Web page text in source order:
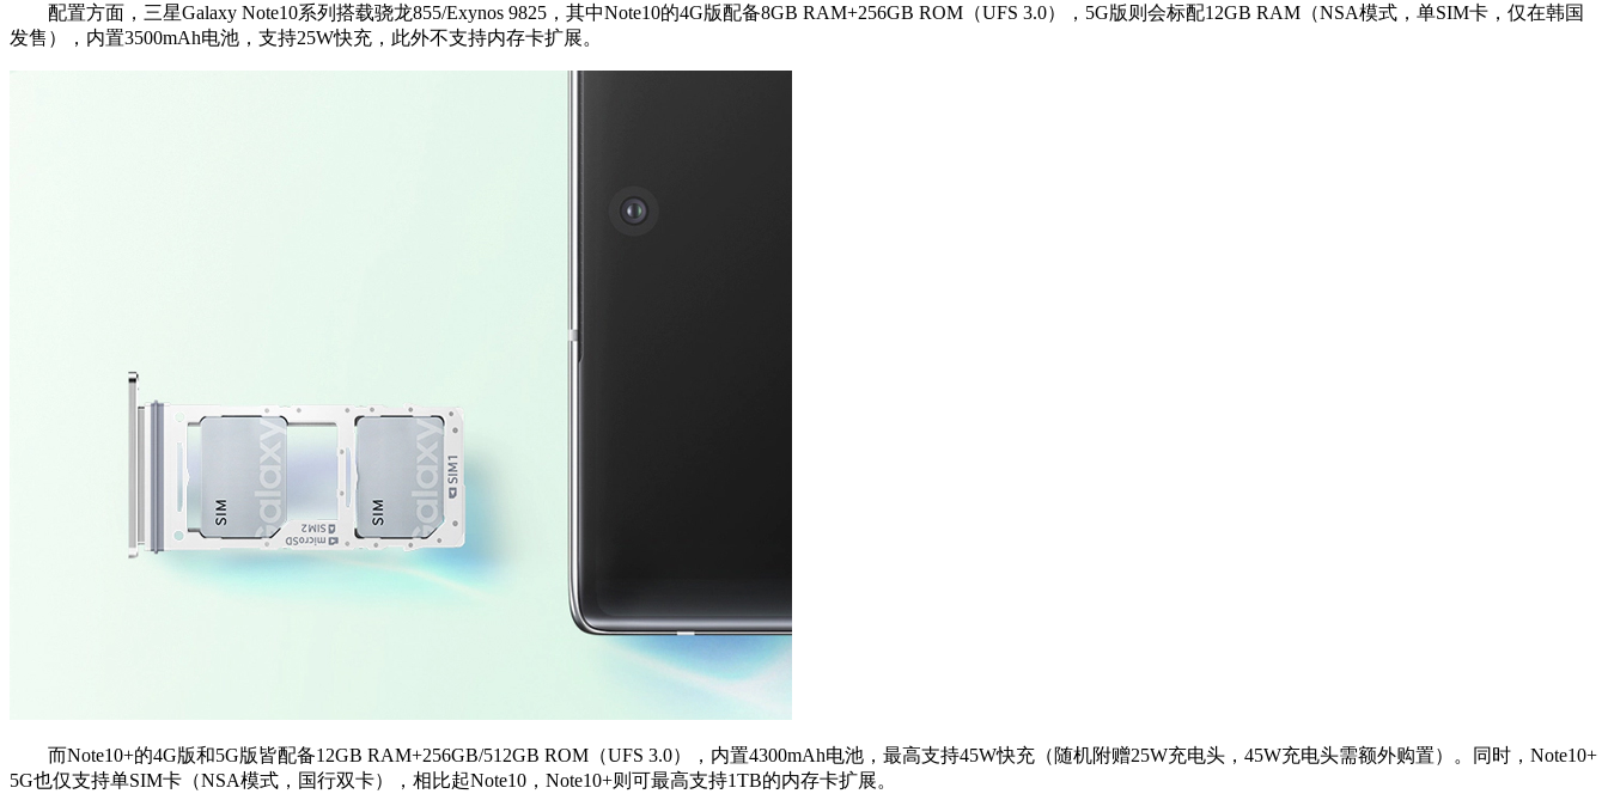
配置方面，三星Galaxy Note10系列搭载骁龙855/Exynos 9825，其中Note10的4G版配备8GB RAM+256GB ROM（UFS 3.0），5G版则会标配12GB RAM（NSA模式，单SIM卡，仅在韩国
发售），内置3500mAh电池，支持25W快充，此外不支持内存卡扩展。
而Note10+的4G版和5G版皆配备12GB RAM+256GB/512GB ROM（UFS 3.0），内置4300mAh电池，最高支持45W快充（随机附赠25W充电头，45W充电头需额外购置）。同时，Note10+
5G也仅支持单SIM卡（NSA模式，国行双卡），相比起Note10，Note10+则可最高支持1TB的内存卡扩展。